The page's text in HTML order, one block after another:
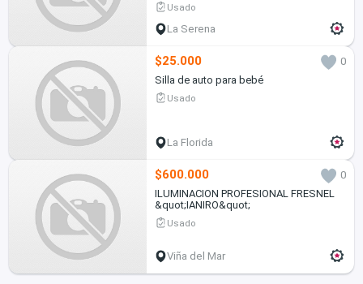
Usado
La Serena
$25.000
0
Silla de auto para bebé
Usado
La Florida
$600.000
0
ILUMINACION PROFESIONAL FRESNEL
&quot;IANIRO&quot;
Usado
Viña del Mar